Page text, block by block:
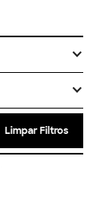
Limpar Filtros